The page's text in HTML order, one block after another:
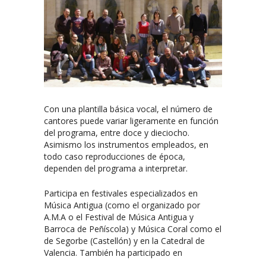
Con una plantilla básica vocal, el número de
cantores puede variar ligeramente en función
del programa, entre doce y dieciocho.
Asimismo los instrumentos empleados, en
todo caso reproducciones de época,
dependen del programa a interpretar.
Participa en festivales especializados en
Música Antigua (como el organizado por
A.M.A o el Festival de Música Antigua y
Barroca de Peñíscola) y Música Coral como el
de Segorbe (Castellón) y en la Catedral de
Valencia. También ha participado en